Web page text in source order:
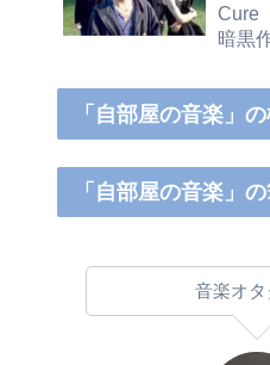
Cure
暗黒
「自部屋の音楽」
「自部屋の音楽」
音楽オタ